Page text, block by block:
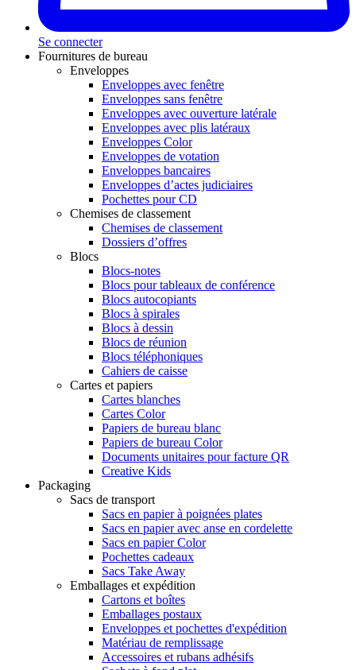
Se connecter
Fournitures de bureau
Enveloppes
Enveloppes avec fenêtre
Enveloppes sans fenêtre
Enveloppes avec ouverture latérale
Enveloppes avec plis latéraux
Enveloppes Color
Enveloppes de votation
Enveloppes bancaires
Enveloppes d’actes judiciaires
Pochettes pour CD
Chemises de classement
Chemises de classement
Dossiers d’offres
Blocs
Blocs-notes
Blocs pour tableaux de conférence
Blocs autocopiants
Blocs à spirales
Blocs à dessin
Blocs de réunion
Blocs téléphoniques
Cahiers de caisse
Cartes et papiers
Cartes blanches
Cartes Color
Papiers de bureau blanc
Papiers de bureau Color
Documents unitaires pour facture QR
Creative Kids
Packaging
Sacs de transport
Sacs en papier à poignées plates
Sacs en papier avec anse en cordelette
Sacs en papier Color
Pochettes cadeaux
Sacs Take Away
Emballages et expédition
Cartons et boîtes
Emballages postaux
Enveloppes et pochettes d'expédition
Matériau de remplissage
Accessoires et rubans adhésifs